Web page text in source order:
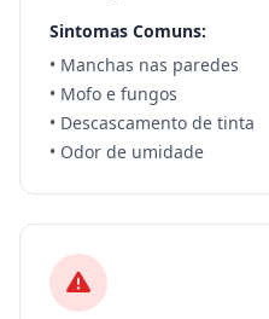
Sintomas Comuns:
• Manchas nas paredes
• Mofo e fungos
• Descascamento de tinta
• Odor de umidade